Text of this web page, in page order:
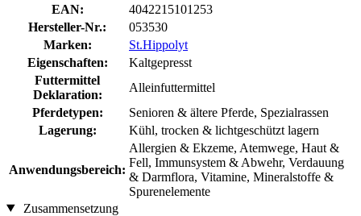
EAN:
4042215101253
Hersteller-Nr.:
053530
Marken:
St.Hippolyt
Eigenschaften:
Kaltgepresst
Futtermittel
Deklaration:
Alleinfuttermittel
Pferdetypen:
Senioren & ältere Pferde, Spezialrassen
Lagerung:
Kühl, trocken & lichtgeschützt lagern
Anwendungsbereich:
Allergien & Ekzeme, Atemwege, Haut &
Fell, Immunsystem & Abwehr, Verdauung
& Darmflora, Vitamine, Mineralstoffe &
Spurenelemente
Zusammensetzung